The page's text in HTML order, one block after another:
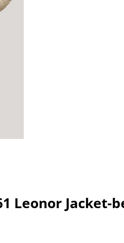
Leonor Jacket-